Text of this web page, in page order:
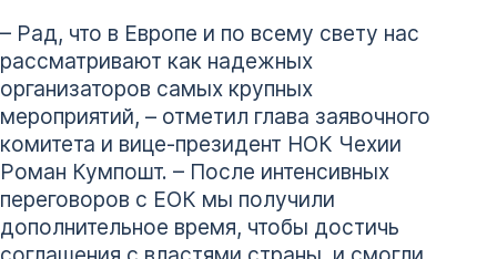
– Рад, что в Европе и по всему свету нас
рассматривают как надежных
организаторов самых крупных
мероприятий, – отметил глава заявочного
комитета и вице-президент НОК Чехии
Роман Кумпошт. – После интенсивных
переговоров с ЕОК мы получили
дополнительное время, чтобы достичь